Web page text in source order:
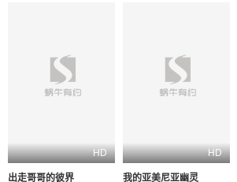
HD
出走哥哥的彼界
HD
我的亚美尼亚幽灵